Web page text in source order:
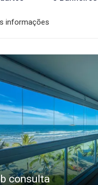
informações
consulta